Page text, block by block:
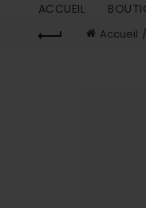
ACCUEIL
Accueil